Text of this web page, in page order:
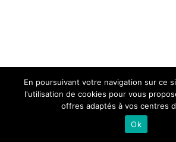
En poursuivant votre navigation sur ce
l'utilisation de cookies pour vous
offres adaptés à vos centres
Ok